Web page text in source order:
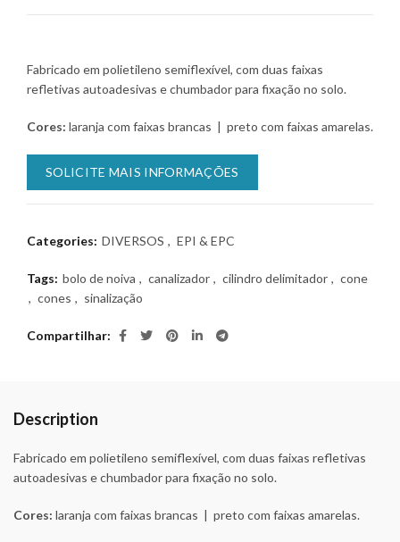
Fabricado em polietileno semiflexível, com duas faixas
refletivas autoadesivas e chumbador para fixação no solo.
Cores: laranja com faixas brancas | preto com faixas amarelas.
SOLICITE MAIS INFORMAÇÕES
Categories: DIVERSOS , EPI & EPC
Tags: bolo de noiva , canalizador , cilindro delimitador , cone
, cones , sinalização
Compartilhar
Description
Fabricado em polietileno semiflexível, com duas faixas refletivas
autoadesivas e chumbador para fixação no solo.
Cores: laranja com faixas brancas | preto com faixas amarelas.